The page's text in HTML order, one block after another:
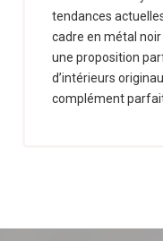
tendances
cadre en métal
une proposition
d’intérieurs
complément